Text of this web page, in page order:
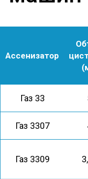
Ассенизатор
Газ 33
Газ 3307
Газ 3309